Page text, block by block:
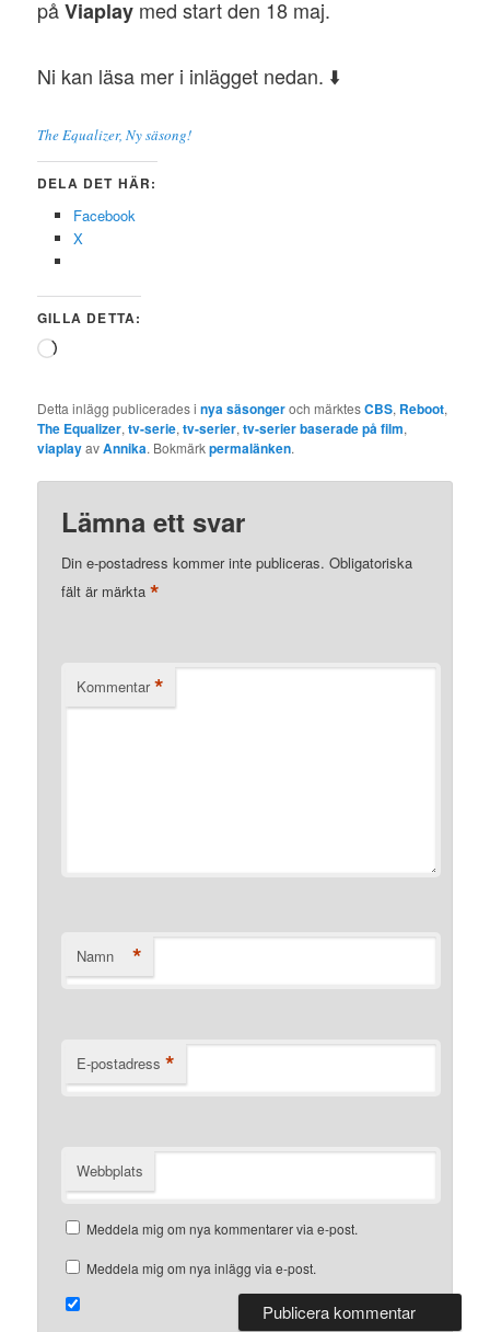
påViaplay med start den 18 maj.
Ni kan läsa mer i inlägget nedan. ⬇️
The Equalizer, Ny säsong!
DELA DET HÄR:
Facebook
X
GILLA DETTA:
Laddar
Detta inlägg publicerades inya säsongeroch märktesCBS, Reboot,
The Equalizer,tv-serie,tv-serier,tv-serier baserade på film,
viaplayavAnnika. Bokmärkpermalänken.
Lämna ett svar
Din e-postadress kommer inte publiceras. Obligatoriska
fält är märkta*
Kommentar *
Namn *
E-postadress *
Webbplats
Meddela mig om nya kommentarer via e-post.
Meddela mig om nya inlägg via e-post.